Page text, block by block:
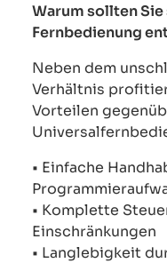
Warum sollten
Fernbedienung
Neben dem
Verhältnis
Vorteilen
• Einfache
• Komplette
Einschränkungen
• Langlebigkeit